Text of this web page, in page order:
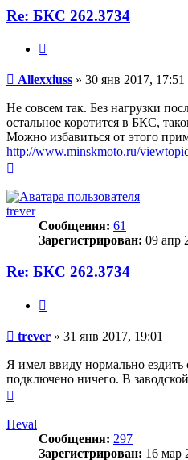
Re: БКС 262.3734
Сообщение
Allexxiuss » 30 янв 2017, 17:51
Не совсем так. Без нагрузки
остальное коротится в БКС,
Можно избавиться от этого
http://www.minskmoto.ru/
началу
trever
Сообщения: 61
Зарегистрирован: 09 апр
Re: БКС 262.3734
Сообщение
trever » 31 янв 2017, 19:01
Я имел ввиду нормально
подключено ничего. В
началу
Heval
Сообщения: 297
Зарегистрирован: 16 мар